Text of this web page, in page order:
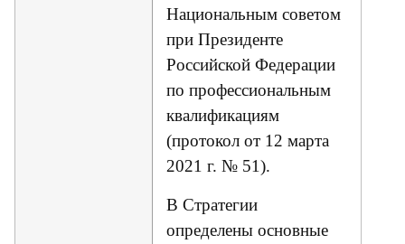
Национальным советом
при Президенте
Российской Федерации
по профессиональным
квалификациям
(протокол от 12 марта
2021 г. № 51).
В Стратегии
определены основные